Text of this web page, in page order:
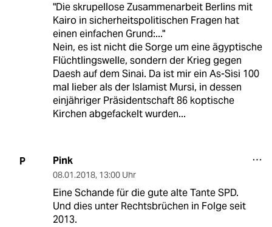
"Die skrupellose Zusammenarbeit Berlins mit
Kairo in sicherheitspolitischen Fragen hat
einen einfachen Grund:..."
Nein, es ist nicht die Sorge um eine ägyptische
Flüchtlingswelle, sondern der Krieg gegen
Daesh auf dem Sinai. Da ist mir ein As-Sisi 100
mal lieber als der Islamist Mursi, in dessen
einjähriger Präsidentschaft 86 koptische
Kirchen abgefackelt wurden...
P Pink
08.01.2018, 13:00 Uhr
Eine Schande für die gute alte Tante SPD.
Und dies unter Rechtsbrüchen in Folge seit
2013.